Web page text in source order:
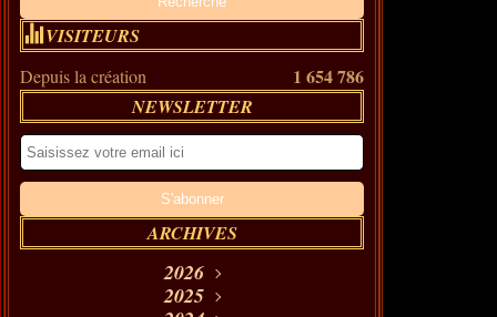
VISITEURS
Depuis la création 1 654 786
NEWSLETTER
ARCHIVES
2026
Août(11)
2025